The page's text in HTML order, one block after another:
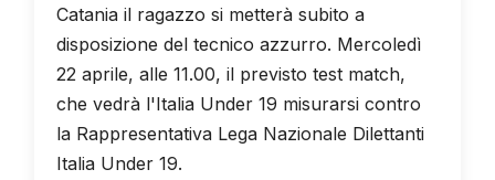
Catania il ragazzo si metterà subito a
disposizione del tecnico azzurro. Mercoledì
22 aprile, alle 11.00, il previsto test match,
che vedrà l'Italia Under 19 misurarsi contro
la Rappresentativa Lega Nazionale Dilettanti
Italia Under 19.